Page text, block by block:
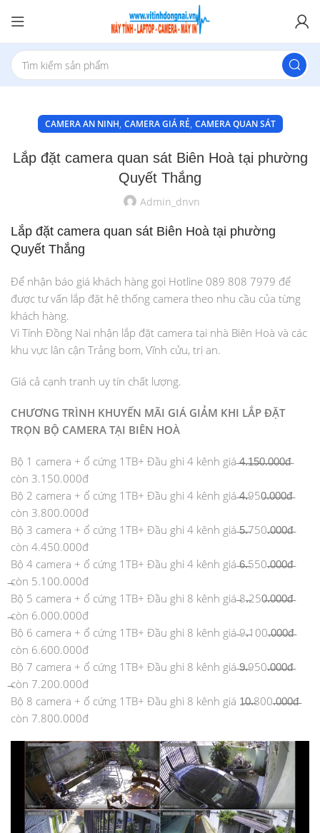
CAMERA AN NINH, CAMERA GIÁ RẺ, CAMERA QUAN SÁT
Lắp đặt camera quan sát Biên Hoà tại phường
Quyết Thắng
Admin_dnvn
Lắp đặt camera quan sát Biên Hoà tại phường
Quyết Thắng
Để nhận báo giá khách hàng gọi Hotline 089 808 7979 để
được tư vấn lắp đặt hệ thống camera theo nhu cầu của từng
khách hàng.
Vi Tính Đồng Nai nhận lắp đặt camera tại nhà Biên Hoà và các
khu vực lân cận Trảng bom, Vĩnh cửu, trị an.
Giá cả cạnh tranh uy tín chất lượng.
CHƯƠNG TRÌNH KHUYẾN MÃI GIÁ GIẢM KHI LẮP ĐẶT
TRỌN BỘ CAMERA TẠI BIÊN HOÀ
Bộ 1 camera + ổ cứng 1TB+ Đầu ghi 4 kênh giá ̶4̶̶.̶̶1̶̶5̶̶0̶̶.̶̶0̶̶0̶̶0̶̶đ̶
còn 3.150.000đ
Bộ 2 camera + ổ cứng 1TB+ Đầu ghi 4 kênh giá ̶4̶.̶950̶.̶0̶0̶0̶đ̶
còn 3.800.000đ
Bộ 3 camera + ổ cứng 1TB+ Đầu ghi 4 kênh giá ̶5̶.̶750.̶0̶0̶0̶đ̶
còn 4.450.000đ
Bộ 4 camera + ổ cứng 1TB+ Đầu ghi 4 kênh giá ̶6̶.̶550.̶0̶0̶0̶đ̶
̶còn 5.100.000đ
Bộ 5 camera + ổ cứng 1TB+ Đầu ghi 8 kênh giá ̶8.̶250̶.̶0̶0̶0̶đ̶
̶còn 6.000.000đ
Bộ 6 camera + ổ cứng 1TB+ Đầu ghi 8 kênh giá ̶9.̶100.̶0̶0̶0̶đ̶
còn 6.600.000đ
Bộ 7 camera + ổ cứng 1TB+ Đầu ghi 8 kênh giá ̶9̶.̶950.̶0̶0̶0̶đ̶
̶còn 7.200.000đ
Bộ 8 camera + ổ cứng 1TB+ Đầu ghi 8 kênh giá 1̶0̶.̶800.̶0̶0̶0̶đ̶
còn 7.800.000đ